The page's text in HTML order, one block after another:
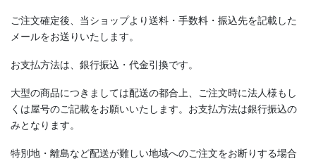
ご注文確定後、当ショップより送料・手数料・振込先を記載した
メールをお送りいたします。
お支払方法は、銀行振込・代金引換です。
大型の商品につきましては配送の都合上、ご注文時に法人様もし
くは屋号のご記載をお願いいたします。お支払方法は銀行振込の
みとなります。
特別地・離島など配送が難しい地域へのご注文をお断りする場合